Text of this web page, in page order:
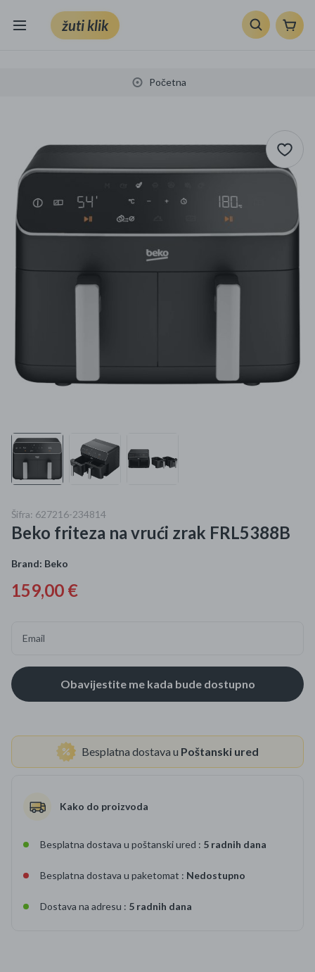
žuti klik
VRT I ALATI
Klik supermarket
Kućanski aparati
Specijalne kategorije
Kišobrani akcija
Ograničena cijena
Najpopularniji proizvodi
Početna
Šifra: 627216-234814
Beko friteza na vrući zrak FRL5388B
Brand: Beko
159,00 €
Email
Besplatna dostava u Poštanski ured
Kako do proizvoda
Besplatna dostava u poštanski ured : 5 radnih dana
Besplatna dostava u paketomat : Nedostupno
Dostava na adresu : 5 radnih dana